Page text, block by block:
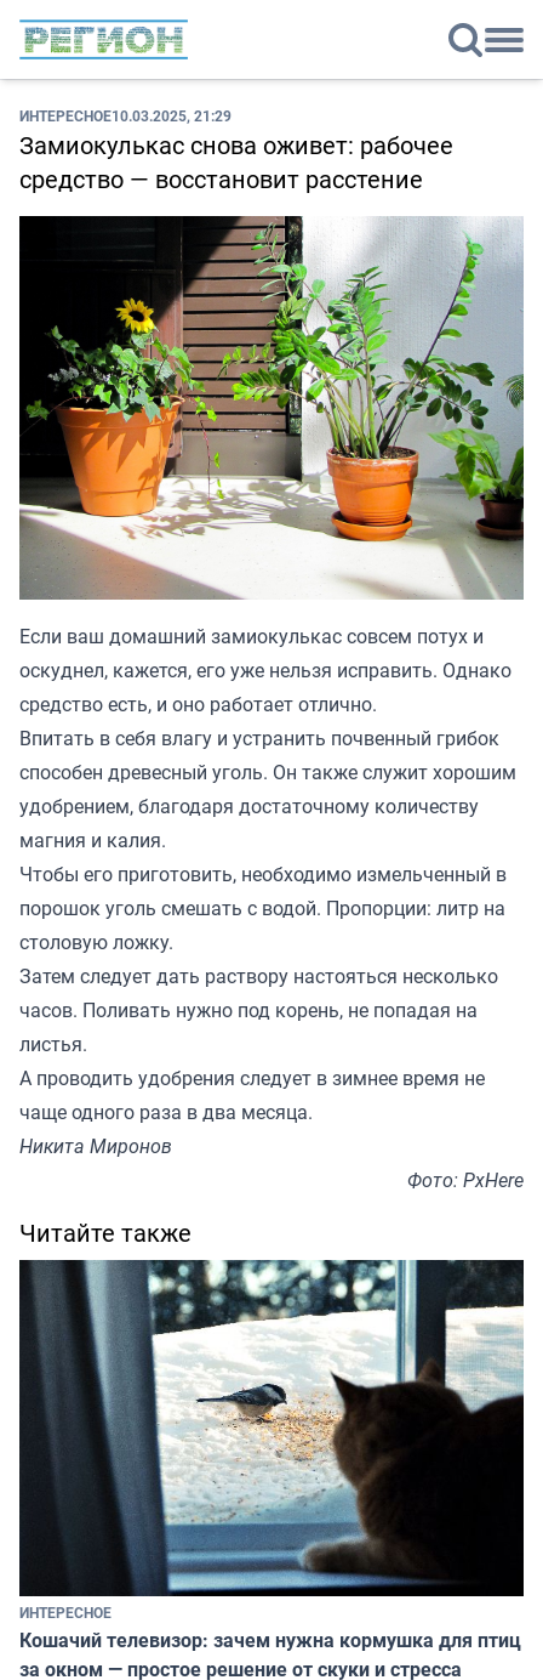
ИНТЕРЕСНОЕ10.03.2025, 21:29
Замиокулькас снова оживет: рабочее
средство — восстановит расстение
Если ваш домашний замиокулькас совсем потух и
оскуднел, кажется, его уже нельзя исправить. Однако
средство есть, и оно работает отлично.
Впитать в себя влагу и устранить почвенный грибок
способен древесный уголь. Он также служит хорошим
удобрением, благодаря достаточному количеству
магния и калия.
Чтобы его приготовить, необходимо измельченный в
порошок уголь смешать с водой. Пропорции: литр на
столовую ложку.
Затем следует дать раствору настояться несколько
часов. Поливать нужно под корень, не попадая на
листья.
А проводить удобрения следует в зимнее время не
чаще одного раза в два месяца.
Никита Миронов
Фото: PxHere
Читайте также
ИНТЕРЕСНОЕ
Кошачий телевизор: зачем нужна кормушка для птиц
за окном — простое решение от скуки и стресса